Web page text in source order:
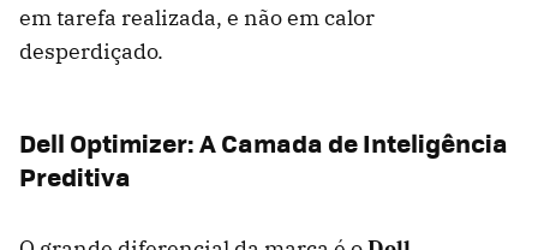
em tarefa realizada, e não em calor
desperdiçado.
Dell Optimizer: A Camada de Inteligência
Preditiva